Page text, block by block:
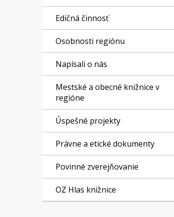
Edičná činnosť
Osobnosti regiónu
Napísali o nás
Mestské a obecné knižnice v
regióne
Úspešné projekty
Právne a etické dokumenty
Povinné zverejňovanie
OZ Hlas knižnice